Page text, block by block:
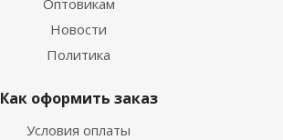
Оптовикам
Новости
Политика
Как оформить заказ
Условия оплаты